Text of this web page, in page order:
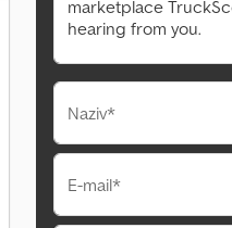
Naziv*
E-mail*